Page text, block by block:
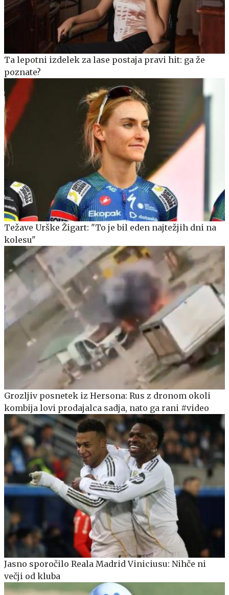
Ta lepotni izdelek za lase postaja pravi hit: ga že
poznate?
Težave Urške Žigart: "To je bil eden najtežjih dni na
kolesu"
Grozljiv posnetek iz Hersona: Rus z dronom okoli
kombija lovi prodajalca sadja, nato ga rani #video
Jasno sporočilo Reala Madrid Viniciusu: Nihče ni
večji od kluba